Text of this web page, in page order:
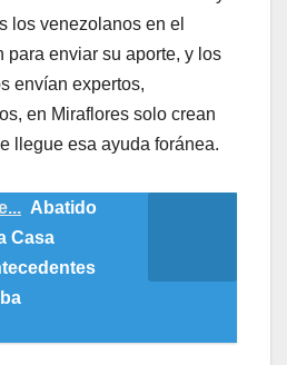
los venezolanos en el
para enviar su aporte, y los
envían expertos,
en Miraflores solo crean
llegue esa ayuda foránea.
Abatido
Casa